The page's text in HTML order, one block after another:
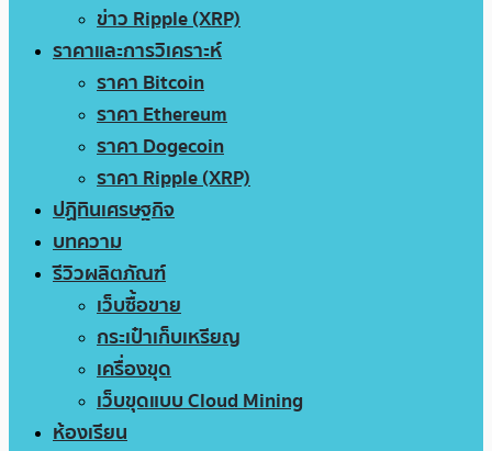
ข่าว Ripple (XRP)
ราคาและการวิเคราะห์
ราคา Bitcoin
ราคา Ethereum
ราคา Dogecoin
ราคา Ripple (XRP)
ปฏิทินเศรษฐกิจ
บทความ
รีวิวผลิตภัณฑ์
เว็บซื้อขาย
กระเป๋าเก็บเหรียญ
เครื่องขุด
เว็บขุดแบบ Cloud Mining
ห้องเรียน